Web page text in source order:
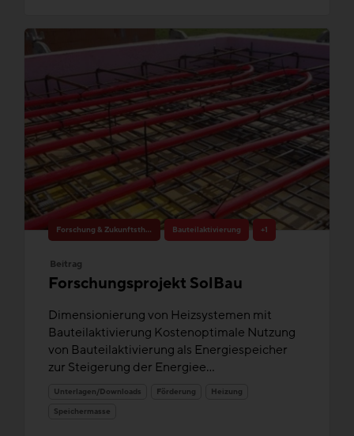
Forschung & Zukunftsthemen Bauteilaktivierung +1
Beitrag
Forschungsprojekt SolBau
Dimensionierung von Heizsystemen mit
Bauteilaktivierung Kostenoptimale Nutzung
von Bauteilaktivierung als Energiespeicher
zur Steigerung der Energiee...
Unterlagen/Downloads Förderung
Heizung
Speichermasse